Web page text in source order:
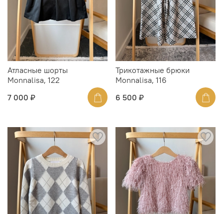
Атласные шорты
Monnalisa, 122
7 000 ₽
Трикотажные брюки
Monnalisa, 116
6 500 ₽